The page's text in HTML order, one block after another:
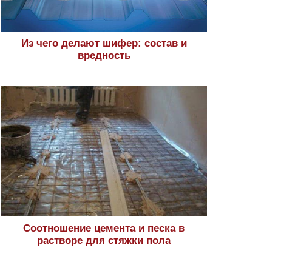
Из чего делают шифер: состав и
вредность
Соотношение цемента и песка в
растворе для стяжки пола